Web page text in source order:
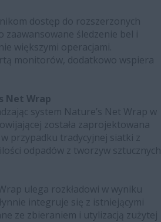
dostęp do rozszerzonych
zaawansowane śledzenie bel i
większymi operacjami.
monitorów, dodatkowo wspiera
Net Wrap
system Nature’s Net Wrap w
została zaprojektowana
przypadku tradycyjnej siatki z
odpadów z tworzyw sztucznych
ulega rozkładowi w wyniku
integruje się z istniejącymi
ze zbieraniem i utylizacją zużytej